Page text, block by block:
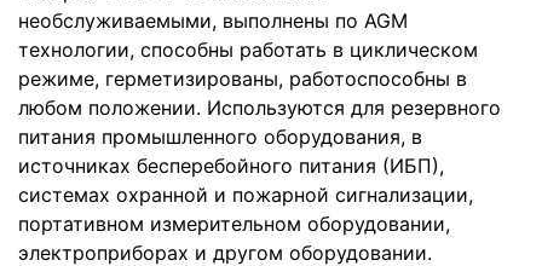
необслуживаемыми, выполнены по AGM
технологии, способны работать в циклическом
режиме, герметизированы, работоспособны в
любом положении. Используются для резервного
питания промышленного оборудования, в
источниках бесперебойного питания (ИБП),
системах охранной и пожарной сигнализации,
портативном измерительном оборудовании,
электроприборах и другом оборудовании.